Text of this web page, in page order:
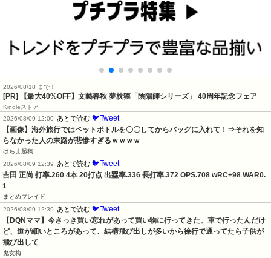
2026/08/18 まで！
[PR] 【最大40%OFF】文藝春秋 夢枕獏「陰陽師シリーズ」 40周年記念フェア
Kindleストア
2026/08/09 12:00
あとで読む 🐦Tweet
【画像】海外旅行ではペットボトルを〇〇してからバッグに入れて！⇒それを知
らなかった人の末路が悲惨すぎるｗｗｗｗ
はちま起稿
2026/08/09 12:39
あとで読む 🐦Tweet
吉田 正尚 打率.260 4本 20打点 出塁率.336 長打率.372 OPS.708 wRC+98 WAR0.
1
まとめブレイド
2026/08/09 12:39
あとで読む 🐦Tweet
【DQNママ】今さっき買い忘れがあって買い物に行ってきた。車で行ったんだけ
ど、道が細いところがあって、結構飛び出しが多いから徐行で通ってたら子供が
飛び出して
鬼女梅